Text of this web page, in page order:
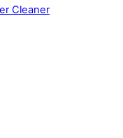
Cleaner